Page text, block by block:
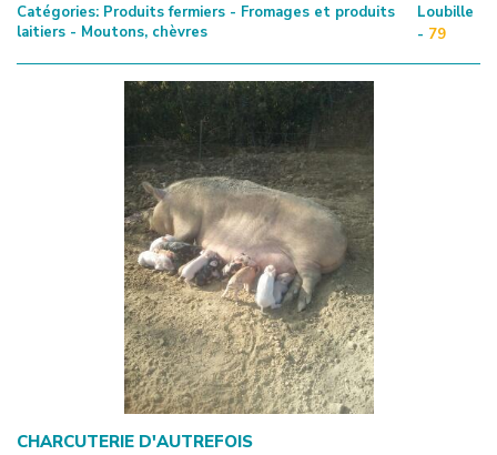
Catégories: Produits fermiers - Fromages et produits
laitiers - Moutons, chèvres
Loubille
- 79
CHARCUTERIE D'AUTREFOIS